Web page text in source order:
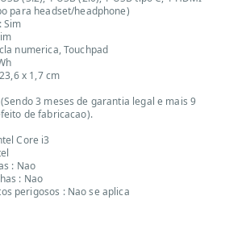
para headset/headphone)
Sim
numerica, Touchpad
x 1,7 cm
3 meses de garantia legal e mais 9
de fabricacao).
Core i3
: Nao
: Nao
perigosos : Nao se aplica